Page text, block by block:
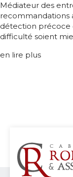
Médiateur des
recommandations
détection précoce
difficulté soient
en lire plus